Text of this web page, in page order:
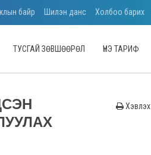
байр Шилэн данс Холбоо барих
ТУСГАЙ ЗӨВШӨӨРӨЛ ҮНЭ ТАРИФ
Хэвлэх